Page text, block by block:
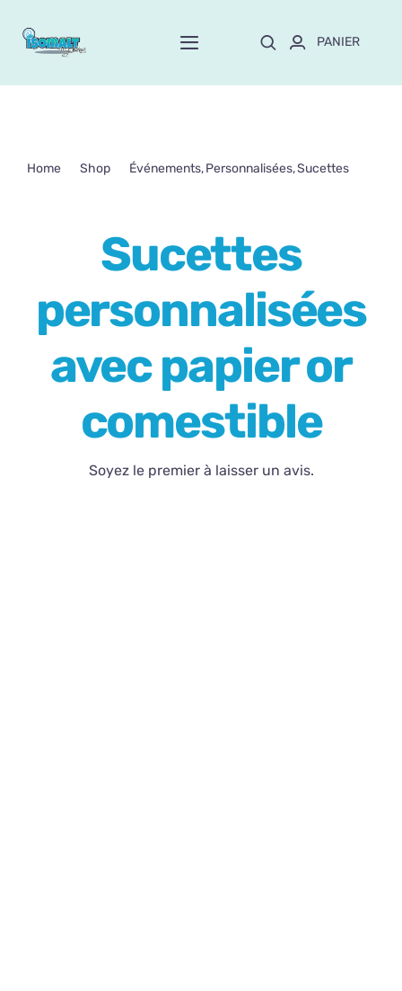
Toggle
Personnalisation
Formation
Blog
Contact
PANIER
Home Shop Événements Personnalisées Sucettes
Sucettes
personnalisées
avec papier or
comestible
Soyez le premier à laisser un avis.